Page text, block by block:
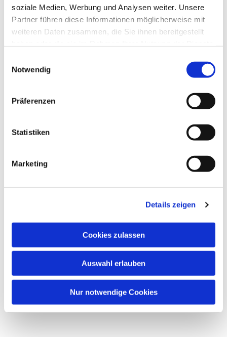
soziale Medien, Werbung und Analysen weiter. Unsere
Partner führen diese Informationen möglicherweise mit
weiteren Daten zusammen, die Sie ihnen bereitgestellt
Notwendig
Präferenzen
Statistiken
Marketing
Details zeigen
Cookies zulassen
Auswahl erlauben
Nur notwendige Cookies
Dienstag, 29. Dezember 2026, 17:00 -
Gemeindehaus, Auf der Insel 5, 60489